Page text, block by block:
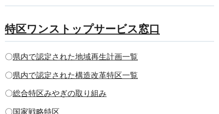
特区ワンストップサービス窓口
〇県内で認定された地域再生計画一覧
〇県内で認定された構造改革特区一覧
〇総合特区みやぎの取り組み
〇国家戦略特区